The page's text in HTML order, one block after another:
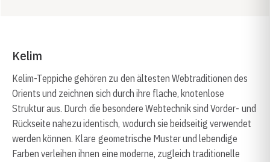
Kelim
Kelim-Teppiche gehören zu den ältesten Webtraditionen des
Orients und zeichnen sich durch ihre flache, knotenlose
Struktur aus. Durch die besondere Webtechnik sind Vorder- und
Rückseite nahezu identisch, wodurch sie beidseitig verwendet
werden können. Klare geometrische Muster und lebendige
Farben verleihen ihnen eine moderne, zugleich traditionelle